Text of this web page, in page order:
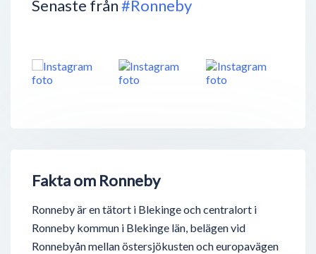
Senaste från#Ronneby
Fakta om Ronneby
Ronneby är en tätort i Blekinge och centralort i
Ronneby kommun i Blekinge län, belägen vid
Ronnebyån mellan östersjökusten och europavägen